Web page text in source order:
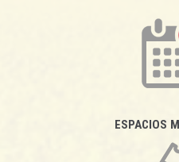
ESPACIOS